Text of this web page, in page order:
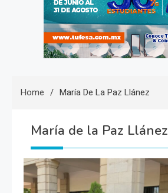
Home María De La Paz Llánez
María de la Paz Llánez